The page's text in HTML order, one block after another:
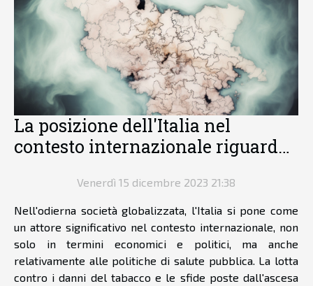
La posizione dell'Italia nel
contesto internazionale riguardo
tabacco e svapo
Venerdì 15 dicembre 2023 21:38
Nell'odierna società globalizzata, l'Italia si pone come
un attore significativo nel contesto internazionale, non
solo in termini economici e politici, ma anche
relativamente alle politiche di salute pubblica. La lotta
contro i danni del tabacco e le sfide poste dall'ascesa